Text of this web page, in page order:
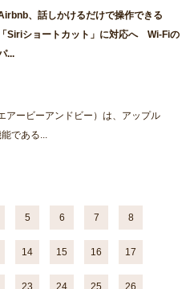
、話しかけるだけで操作できる
「Siriショートカット」に対応へ Wi-Fiの
...
アービーアンドビー）は、アップル
である...
5 6 7 8
14 15 16 17
23 24 25 26